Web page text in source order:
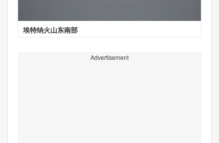
埃特纳火山东南部
Advertisement